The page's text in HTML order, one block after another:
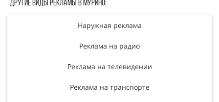
Другие в​​​​иды рекламы в Мурино:
Наружная реклама
Реклама на радио
Реклама на телевидении
Реклама на транспорте